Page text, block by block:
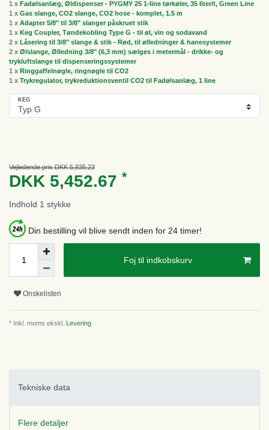
1 x Fadølsanlæg, Øldispenser - PYGMY 25 1-line tørkøler, 35 liter/t, Green Line
1 x Gas slange, CO2 slange, CO2 hose - komplet, 1.5 m
1 x Adapter 5/8" til 3/8" slanger påskruet stik
1 x Keg Coupler, Tøndekobling Type G - til øl, vin og sodavand
2 x Låsering til 3/8" slange & stik - Rød, til ølledninger & hanesystemer
2 x Ølslange, Ølledning 3/8" (6,3 mm) sælges i metermål - drikke- og
trykluftslange til dispenseringssystemer
1 x Ringgaffelnøgle, ringnøgle til CO2
1 x Trykregulator, trykreduktionsventil CO2 til Fadølsanlæg, 1 line
KEG
Vejledende pris DKK 5,835.23
DKK 5,452.67 *
Indhold 1 stykke
Din bestilling vil blive sendt inden for 24 timer!
Foj til indkobskurv
Onskelisten
* Inkl. moms ekskl. Levering
Tekniske data
Flere detaljer